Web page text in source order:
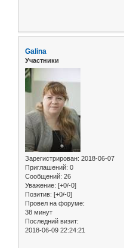
Galina
Участники
Зарегистрирован: 2018-06-07
Приглашений: 0
Сообщений: 26
Уважение: [+0/-0]
Позитив: [+0/-0]
Провел на форуме:
38 минут
Последний визит:
2018-06-09 22:24:21